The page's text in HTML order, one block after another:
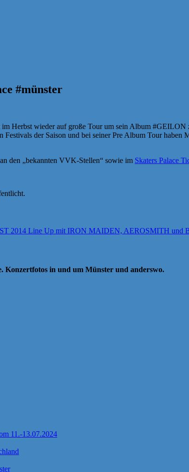
#münster
Herbst wieder auf große Tour um sein Album
der Saison und bei seiner Pre Album Tour
den „bekannten VVK-Stellen“ sowie im Skaters Palace
2014 Line Up mit IRON MAIDEN, AEROSMITH und
Konzertfotos in und um Münster und anderswo.
11.-13.07.2024